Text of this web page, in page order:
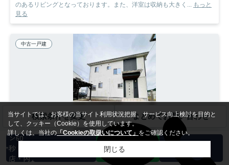
のあるリビングとなっております。また、洋室は収納も大きく...
もっと
見る
中古一戸建
検索条件を変更 まとめてお問い合わせ
カンタ
ン60
秒 来
店・内
当サイトでは、お客様の当サイト利用状況把握、サービス向上検討を目的と
して、クッキー（Cookie）を使用しています。
詳しくは、当社の「Cookieの取扱いについて」 をご確認ください。
閉じる